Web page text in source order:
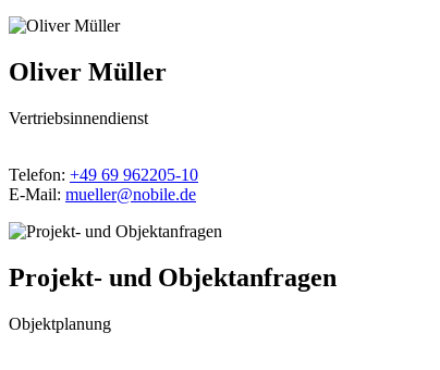
Oliver Müller
Vertriebsinnendienst
Telefon: +49 69 962205-10
E-Mail: mueller@nobile.de
Projekt- und Objektanfragen
Objektplanung